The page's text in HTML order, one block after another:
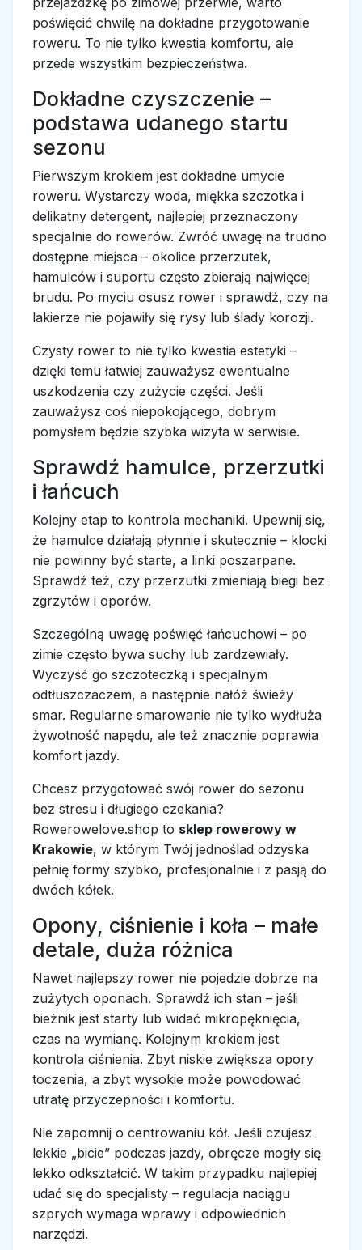
poświęcić chwilę na dokładne przygotowanie
roweru. To nie tylko kwestia komfortu, ale
przede wszystkim bezpieczeństwa.
Dokładne czyszczenie –
podstawa udanego startu
sezonu
Pierwszym krokiem jest dokładne umycie
roweru. Wystarczy woda, miękka szczotka i
delikatny detergent, najlepiej przeznaczony
specjalnie do rowerów. Zwróć uwagę na trudno
dostępne miejsca – okolice przerzutek,
hamulców i suportu często zbierają najwięcej
brudu. Po myciu osusz rower i sprawdź, czy na
lakierze nie pojawiły się rysy lub ślady korozji.
Czysty rower to nie tylko kwestia estetyki –
dzięki temu łatwiej zauważysz ewentualne
uszkodzenia czy zużycie części. Jeśli
zauważysz coś niepokojącego, dobrym
pomysłem będzie szybka wizyta w serwisie.
Sprawdź hamulce, przerzutki
i łańcuch
Kolejny etap to kontrola mechaniki. Upewnij się,
że hamulce działają płynnie i skutecznie – klocki
nie powinny być starte, a linki poszarpane.
Sprawdź też, czy przerzutki zmieniają biegi bez
zgrzytów i oporów.
Szczególną uwagę poświęć łańcuchowi – po
zimie często bywa suchy lub zardzewiały.
Wyczyść go szczoteczką i specjalnym
odtłuszczaczem, a następnie nałóż świeży
smar. Regularne smarowanie nie tylko wydłuża
żywotność napędu, ale też znacznie poprawia
komfort jazdy.
Chcesz przygotować swój rower do sezonu
bez stresu i długiego czekania?
Rowerowelove.shop to sklep rowerowy w
Krakowie, w którym Twój jednoślad odzyska
pełnię formy szybko, profesjonalnie i z pasją do
dwóch kółek.
Opony, ciśnienie i koła – małe
detale, duża różnica
Nawet najlepszy rower nie pojedzie dobrze na
zużytych oponach. Sprawdź ich stan – jeśli
bieżnik jest starty lub widać mikropęknięcia,
czas na wymianę. Kolejnym krokiem jest
kontrola ciśnienia. Zbyt niskie zwiększa opory
toczenia, a zbyt wysokie może powodować
utratę przyczepności i komfortu.
Nie zapomnij o centrowaniu kół. Jeśli czujesz
lekkie „bicie” podczas jazdy, obręcze mogły się
lekko odkształcić. W takim przypadku najlepiej
udać się do specjalisty – regulacja naciągu
szprych wymaga wprawy i odpowiednich
narzędzi.